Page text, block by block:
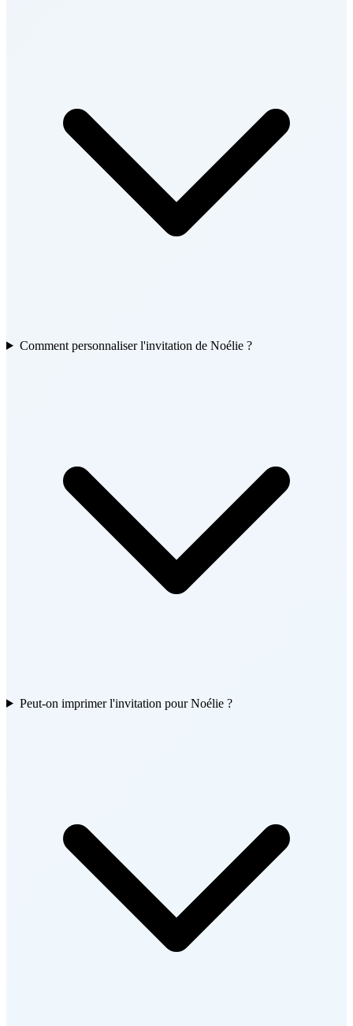
Comment personnaliser l'invitation de Noélie ?
Peut-on imprimer l'invitation pour Noélie ?